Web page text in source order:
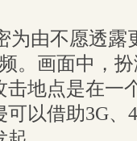
为由不愿透
。画面中，
击地点是在一
以借助3G、